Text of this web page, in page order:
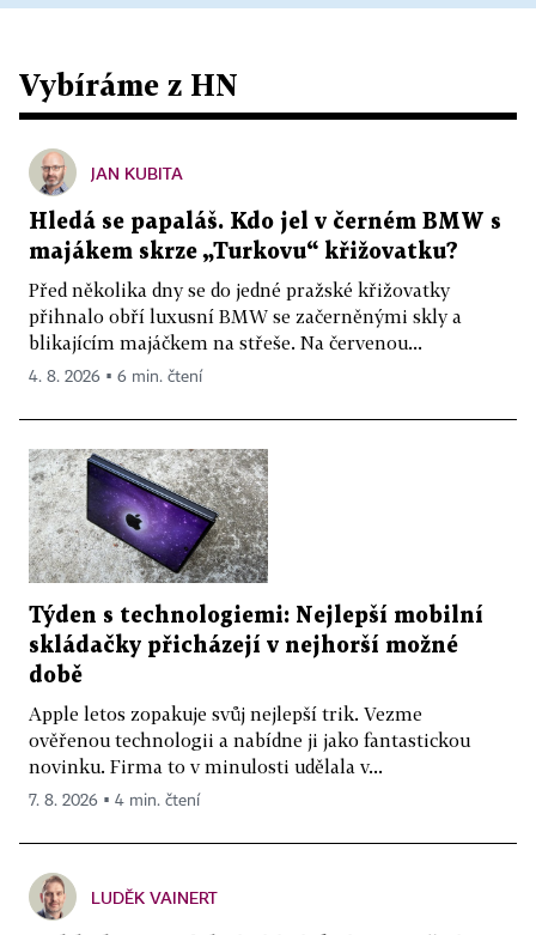
Vybíráme z HN
JAN KUBITA
Hledá se papaláš. Kdo jel v černém BMW s
majákem skrze „Turkovu“ křižovatku?
Před několika dny se do jedné pražské křižovatky
přihnalo obří luxusní BMW se začerněnými skly a
blikajícím majáčkem na střeše. Na červenou...
4. 8. 2026 ▪ 6 min. čtení
Týden s technologiemi: Nejlepší mobilní
skládačky přicházejí v nejhorší možné
době
Apple letos zopakuje svůj nejlepší trik. Vezme
ověřenou technologii a nabídne ji jako fantastickou
novinku. Firma to v minulosti udělala v...
7. 8. 2026 ▪ 4 min. čtení
LUDĚK VAINERT